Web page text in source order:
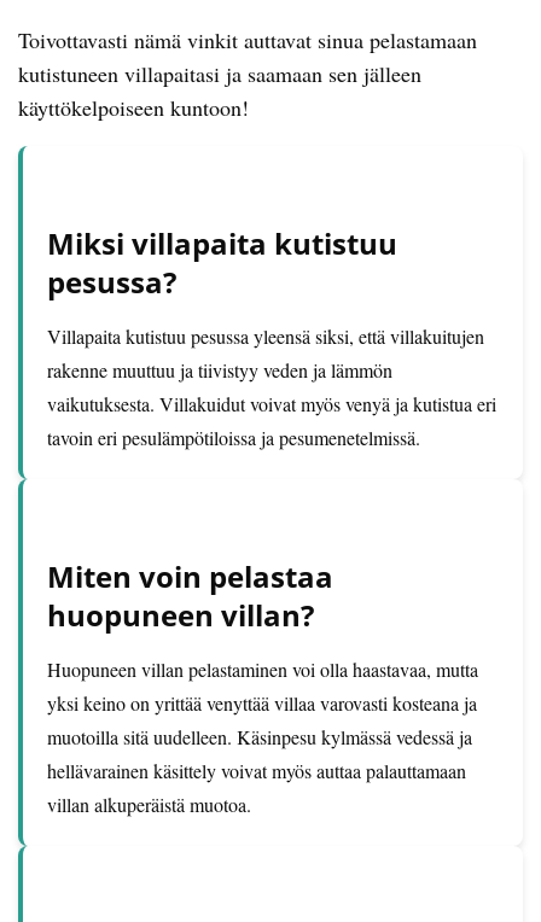
Toivottavasti nämä vinkit auttavat sinua pelastamaan
kutistuneen villapaitasi ja saamaan sen jälleen
käyttökelpoiseen kuntoon!
Miksi villapaita kutistuu
pesussa?
Villapaita kutistuu pesussa yleensä siksi, että villakuitujen
rakenne muuttuu ja tiivistyy veden ja lämmön
vaikutuksesta. Villakuidut voivat myös venyä ja kutistua eri
tavoin eri pesulämpötiloissa ja pesumenetelmissä.
Miten voin pelastaa
huopuneen villan?
Huopuneen villan pelastaminen voi olla haastavaa, mutta
yksi keino on yrittää venyttää villaa varovasti kosteana ja
muotoilla sitä uudelleen. Käsinpesu kylmässä vedessä ja
hellävarainen käsittely voivat myös auttaa palauttamaan
villan alkuperäistä muotoa.